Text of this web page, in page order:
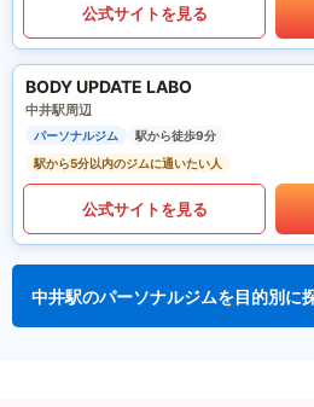
公式サイトを見る
BODY UPDATE LABO
中井駅周辺
パーソナルジム
駅から徒歩9分
駅から5分以内のジムに通いたい人
公式サイトを見る
中井駅のパーソナルジムを目的別に